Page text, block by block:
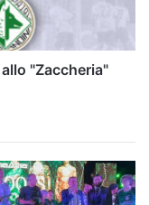
"Zaccheria"